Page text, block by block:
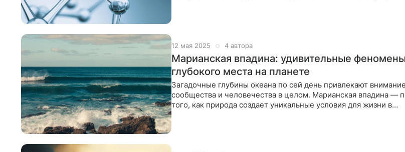
12 мая 2025 4 автора
Марианская впадина: удивительные
глубокого места на планете
Загадочные глубины океана по сей день привлекают
сообщества и человечества в целом. Марианская впадина —
того, как природа создает уникальные условия для жизни в